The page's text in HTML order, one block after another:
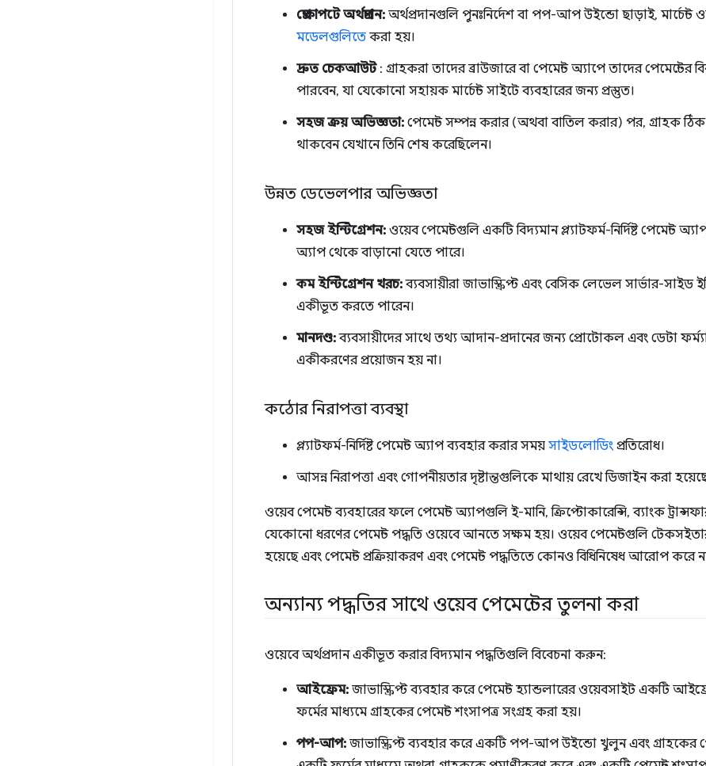
প্রেক্ষাপটে অর্থপ্রদান: অর্থপ্রদানগুলি পুনঃনির্দেশ বা পপ-আপ উইন্ডো ছাড়াই, মার্চেন্ট
মডেলগুলিতে করা হয়।
দ্রুত চেকআউট: গ্রাহকরা তাদের ব্রাউজারে বা পেমেন্ট অ্যাপে তাদের পেমেন্টের
পারবেন, যা যেকোনো সহায়ক মার্চেন্ট সাইটে ব্যবহারের জন্য প্রস্তুত।
সহজ ক্রয় অভিজ্ঞতা: পেমেন্ট সম্পন্ন করার (অথবা বাতিল করার) পর, গ্রাহক ঠিক
থাকবেন যেখানে তিনি শেষ করেছিলেন।
উন্নত ডেভেলপার অভিজ্ঞতা
সহজ ইন্টিগ্রেশন: ওয়েব পেমেন্টগুলি একটি বিদ্যমান প্ল্যাটফর্ম-নির্দিষ্ট পেমেন্ট
অ্যাপ থেকে বাড়ানো যেতে পারে।
কম ইন্টিগ্রেশন খরচ:ব্যবসায়ীরা জাভাস্ক্রিপ্ট এবং বেসিক লেভেল সার্ভার-সাইড
একীভূত করতে পারেন।
মানদণ্ড:ব্যবসায়ীদের সাথে তথ্য আদান-প্রদানের জন্য প্রোটোকল এবং ডেটা
একীকরণের প্রয়োজন হয় না।
কঠোর নিরাপত্তা ব্যবস্থা
প্ল্যাটফর্ম-নির্দিষ্ট পেমেন্ট অ্যাপ ব্যবহার করার সময় সাইডলোডিং প্রতিরোধ।
আসন্ন নিরাপত্তা এবং গোপনীয়তার দৃষ্টান্তগুলিকে মাথায় রেখে ডিজাইন করা
ওয়েব পেমেন্ট ব্যবহারের ফলে পেমেন্ট অ্যাপগুলি ই-মানি, ক্রিপ্টোকারেন্সি, ব্যাংক
যেকোনো ধরণের পেমেন্ট পদ্ধতি ওয়েবে আনতে সক্ষম হয়। ওয়েব পেমেন্টগুলি
হয়েছে এবং পেমেন্ট প্রক্রিয়াকরণ এবং পেমেন্ট পদ্ধতিতে কোনও বিধিনিষেধ আরোপ করে
অন্যান্য পদ্ধতির সাথে ওয়েব পেমেন্টের তুলনা করা
ওয়েবে অর্থপ্রদান একীভূত করার বিদ্যমান পদ্ধতিগুলি বিবেচনা করুন:
আইফ্রেম: জাভাস্ক্রিপ্ট ব্যবহার করে পেমেন্ট হ্যান্ডলারের ওয়েবসাইট একটি
ফর্মের মাধ্যমে গ্রাহকের পেমেন্ট শংসাপত্র সংগ্রহ করা হয়।
পপ-আপ: জাভাস্ক্রিপ্ট ব্যবহার করে একটি পপ-আপ উইন্ডো খুলুন এবং গ্রাহকের